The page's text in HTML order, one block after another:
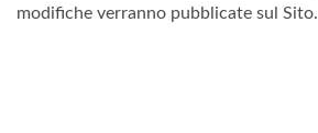
modifiche verranno pubblicate sul Sito.